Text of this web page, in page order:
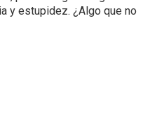
y estupidez. ¿Algo que no